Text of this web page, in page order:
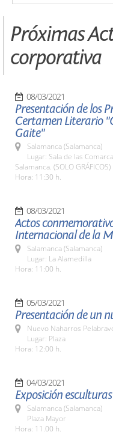
Próximas
corporativa
08/03/2021
Presentación de los
Certamen Literario
Gaite"
Salamanca (Salamanca)
Lugar: Sala de las
Salamanca. (SOLO GRÁFICOS)
Hora: 11:30 h.
08/03/2021
Actos
Internacional de la
Salamanca (Salamanca)
Lugar: La Alamedilla
Hora: 11:00 h.
05/03/2021
Presentación de un
Nuevo Naharros
Lugar: Plaza
Hora: 12:00 h.
04/03/2021
Exposición
Salamanca (Salamanca)
Plaza Mayor
Hora: 11.00 h.